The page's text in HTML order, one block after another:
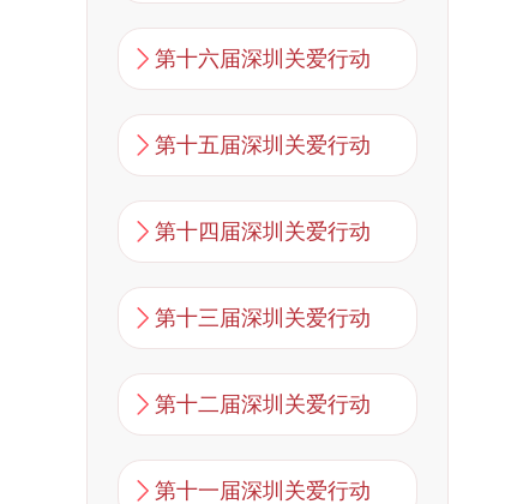
第十六届深圳关爱行动
第十五届深圳关爱行动
第十四届深圳关爱行动
第十三届深圳关爱行动
第十二届深圳关爱行动
第十一届深圳关爱行动